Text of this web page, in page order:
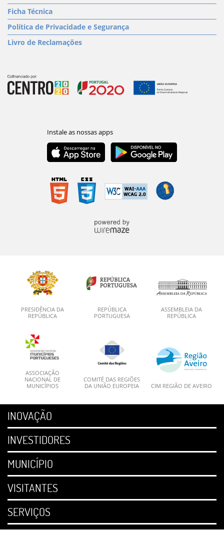
Ficha Técnica
Política de Privacidade e Segurança
Livro de Reclamações
PRESIDÊNCIA DA
REPÚBLICA
REPÚBLICA
PORTUGUESA
ASSEMBLEIA DA
REPÚBLICA
ASSOCIAÇÃO
NACIONAL DE
MUNICÍPIOS
COMITÉ DAS REGIÕES
DA UNIÃO EUROPEIA
CIM REGIÃO DE AVEIRO
INOVAÇÃO
INVESTIDORES
MUNICÍPIO
VISITANTES
SERVIÇOS